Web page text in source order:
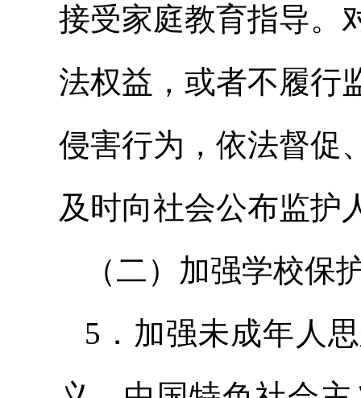
接受家庭教育指导。
法权益，或者不履行
侵害行为，依法督促
及时向社会公布监护
（二）加强学校保
5．加强未成年人